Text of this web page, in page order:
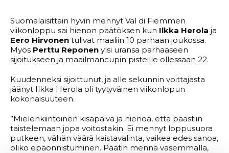
Suomalaisittain hyvin mennyt Val di Fiemmen
viikonloppu sai hienon päätöksen kun Ilkka Herola ja
Eero Hirvonen tulivat maaliin 10 parhaan joukossa.
Myös Perttu Reponen ylsi uransa parhaaseen
sijoitukseen ja maailmancupin pisteille ollessaan 22.
Kuudenneksi sijoittunut, ja alle sekunnin voittajasta
jäänyt Ilkka Herola oli tyytyväinen viikonlopun
kokonaisuuteen.
”Mielenkiintoinen kisapäivä ja hienoa, että päästiin
taistelemaan jopa voitostakin. Ei mennyt loppusuora
putkeen, vähän väärä kaistavalinta, vaikea edes sanoa,
oliko epäonnistuminen. Päätin mennä vasemmalla,